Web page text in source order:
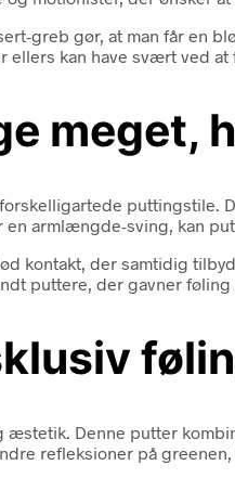
greb gør, at man får en
kan have svært ved
meget,
armlængde-sving, kan
kontakt, der samtidig
puttere, der gavner
Denne putter
refleksioner på